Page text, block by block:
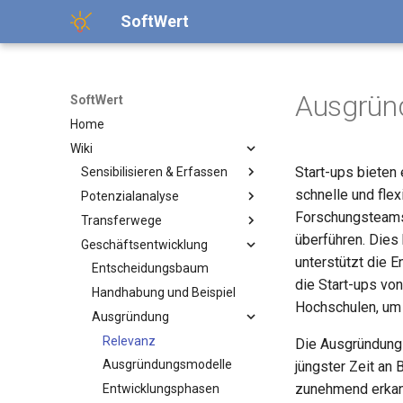
SoftWert
SoftWert
Home
Wiki
Sensibilisieren & Erfassen
Relevanz
Softwaremeldung
Softwarescreening
Anreizsysteme
Potenzialanalyse
Relevanz
Bewertungsschema
Dimensionen
Handlungsempfehlungen
Literatur
Transferwege
Entscheidungshilfe
Softwarelizenzen
Relevanz
Open Source
Lizenzwahl
Kompatibilität
Umgang mit Lizenzen
Geschäftsentwicklung
Entscheidungsbaum
Handhabung und Beispiel
Ausgründung
Relevanz
Ausgründungsmodelle
Entwicklungsphasen
Start-ups bieten
schnelle und
überführen.
unterstützt die
die Start-ups
Hochschulen,
Die
jüngster Zeit an
zunehmend